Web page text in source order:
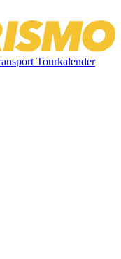
Tourkalender